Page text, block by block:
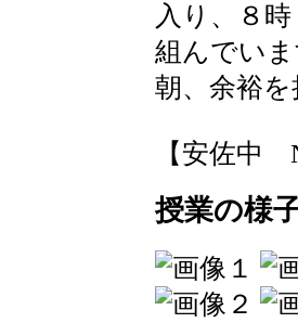
入り、８
組んでいま
朝、余裕
【安佐中
授業の様